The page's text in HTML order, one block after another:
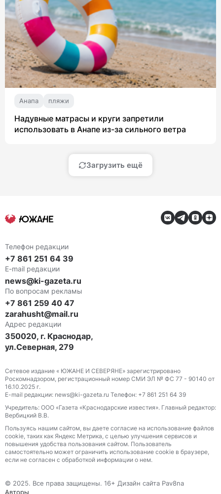
Анапа пляжи
Надувные матрасы и круги запретили
использовать в Анапе из-за сильного ветра
Загрузить ещё
Телефон редакции
+7 861 251 64 39
E-mail редакции
news@ki-gazeta.ru
По вопросам рекламы
+7 861 259 40 47
zarahusht@mail.ru
Адрес редакции
350020, г. Краснодар,
ул.Северная, 279
Сетевое издание « ЮЖАНЕ И СЕВЕРЯНЕ» зарегистрировано
Роскомнадзором, регистрационный номер СМИ ЭЛ № ФС 77 - 90140 от
16.10.2025 г.
E-mail редакции: news@ki-gazeta.ru Телефон: +7 861 251 64 39
Учредитель: ООО «Газета «Краснодарские известия». Главный редактор:
Вербицкий В.В.
Пользуясь нашим сайтом, вы даете согласие на использование файлов
сооkіе, таких как Яндекс Метрика, с целью улучшения сервисов и
повышения удобства пользования сайтом. Пользователь
самостоятельно может ограничить использование сооkіе в браузере,
если не согласен с обработкой информации о нем.
© 2025. Все права защищены. 16+ Дизайн сайта Pav8na
Авторы